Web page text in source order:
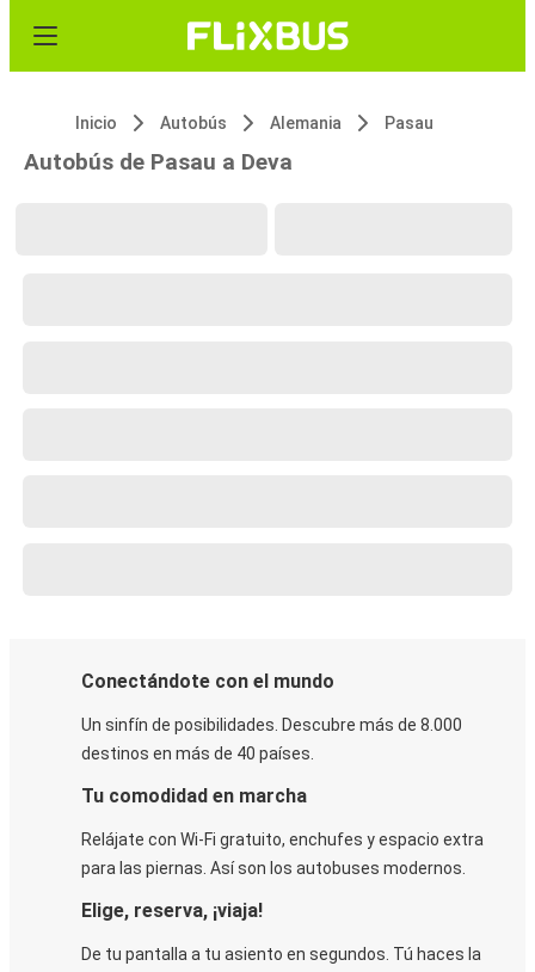
Inicio Autobús Alemania Pasau
Autobús de Pasau a Deva
Conectándote con el mundo
Un sinfín de posibilidades. Descubre más de 8.000
destinos en más de 40 países.
Tu comodidad en marcha
Relájate con Wi-Fi gratuito, enchufes y espacio extra
para las piernas. Así son los autobuses modernos.
Elige, reserva, ¡viaja!
De tu pantalla a tu asiento en segundos. Tú haces la